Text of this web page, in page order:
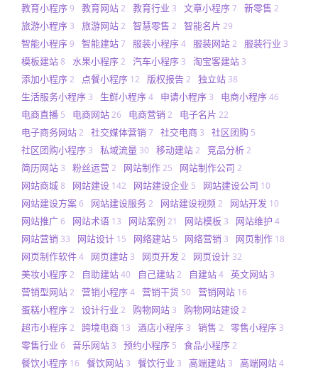
教育小程序9 教育网站2 教育行业 3 文章小程序7 新零售 2
旅游小程序 3 旅游网站2 智慧零售 2 智能名片 29
智能小程序9 智能建站7 服装小程序4 服装网站2 服装行业 3
模板建站8 水果小程序2 汽车小程序 3 淘宝客建站 3
添加小程序2 点餐小程序 12 版权报告2 独立站 38
生活服务小程序 3 生鲜小程序4 申请小程序 3 电商小程序46
电商直播 5 电商网站26 电商营销 2 电子名片 22
电子商务网站2 社交媒体营销 7 社交电商 3 社区团购 5
社区团购小程序 3 私域流量 30 移动建站2 竞品分析2
简历网站 3 粉丝运营2 网站制作25 网站制作公司 2
网站商城8 网站建设 142 网站建设企业 5 网站建设公司 10
网站建设方案6 网站建设服务2 网站建设视频2 网站开发 10
网站推广6 网站术语 13 网站案例 21 网站模板 3 网站维护 4
网站营销 33 网站设计 15 网络建站 5 网络营销 3 网页制作 18
网页制作软件4 网页建站 3 网页开发 2 网页设计 32
美妆小程序2 自助建站40 自己建站2 自建站4 英文网站 3
营销型网站2 营销小程序4 营销干货 50 营销网站 16
蛋糕小程序2 设计行业 2 购物网站 3 购物网站建设2
超市小程序2 跨境电商 13 酒店小程序 3 销售 2 零售小程序 3
零售行业 6 音乐网站 3 预约小程序 5 食品小程序2
餐饮小程序 16 餐饮网站 3 餐饮行业 3 高端建站 3 高端网站4